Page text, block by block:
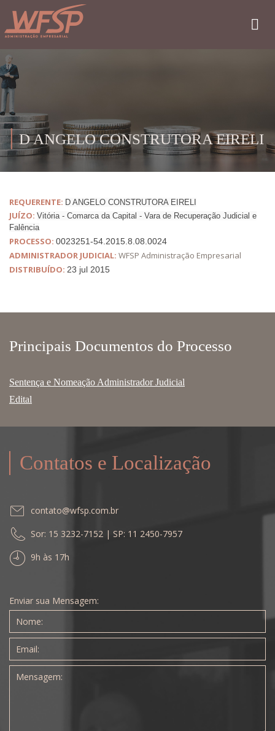
D ANGELO CONSTRUTORA EIRELI
REQUERENTE: D ANGELO CONSTRUTORA EIRELI
JUÍZO: Vitória - Comarca da Capital - Vara de Recuperação Judicial e
Falência
PROCESSO: 0023251-54.2015.8.08.0024
ADMINISTRADOR JUDICIAL: WFSP Administração Empresarial
DISTRIBUÍDO: 23 jul 2015
Principais Documentos do Processo
Sentença e Nomeação Administrador Judicial
Edital
Contatos e Localização
contato@wfsp.com.br
Sor: 15 3232-7152 | SP: 11 2450-7957
9h às 17h
Enviar sua Mensagem: